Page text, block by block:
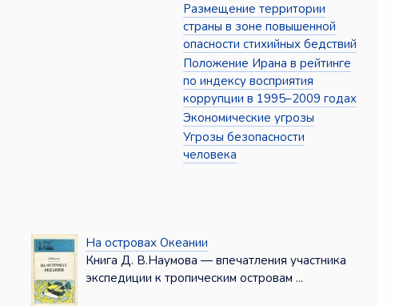
Размещение территории
страны в зоне повышенной
опасности стихийных бедствий
Положение Ирана в рейтинге
по индексу восприятия
коррупции в 1995–2009 годах
Экономические угрозы
Угрозы безопасности
человека
На островах Океании
Книга Д. В.Наумова — впечатления участника
экспедиции к тропическим островам ...